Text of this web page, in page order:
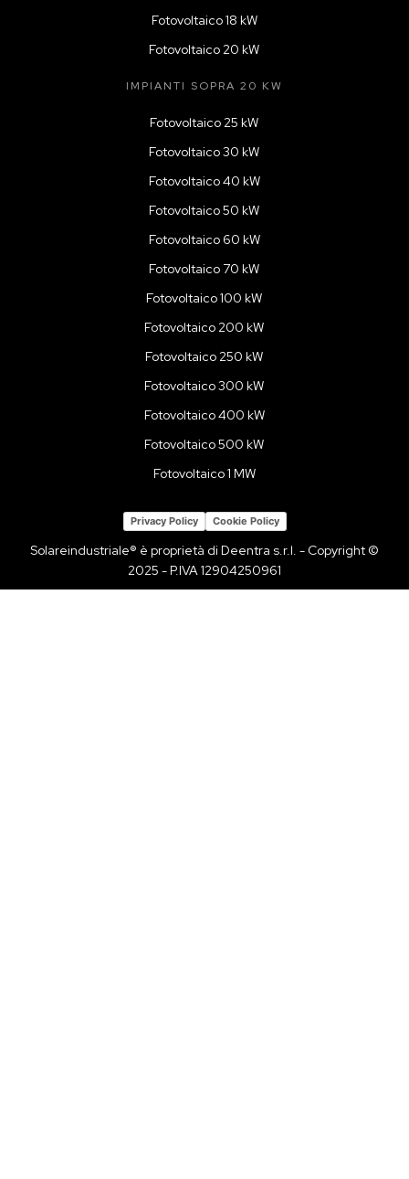
Fotovoltaico 18 kW
Fotovoltaico 20 kW
IMPIANTI SOPRA 20 KW
Fotovoltaico 25 kW
Fotovoltaico 30 kW
Fotovoltaico 40 kW
Fotovoltaico 50 kW
Fotovoltaico 60 kW
Fotovoltaico 70 kW
Fotovoltaico 100 kW
Fotovoltaico 200 kW
Fotovoltaico 250 kW
Fotovoltaico 300 kW
Fotovoltaico 400 kW
Fotovoltaico 500 kW
Fotovoltaico 1 MW
Privacy Policy Cookie Policy
Solareindustriale® è proprietà di Deentra s.r.l. - Copyright ©
2025 - P.IVA 12904250961